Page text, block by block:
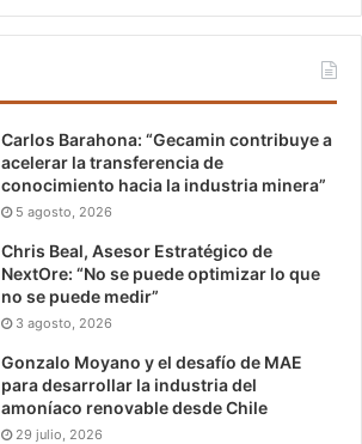
Carlos Barahona: “Gecamin contribuye a
acelerar la transferencia de
conocimiento hacia la industria minera”
5 agosto, 2026
Chris Beal, Asesor Estratégico de
NextOre: “No se puede optimizar lo que
no se puede medir”
3 agosto, 2026
Gonzalo Moyano y el desafío de MAE
para desarrollar la industria del
amoníaco renovable desde Chile
29 julio, 2026